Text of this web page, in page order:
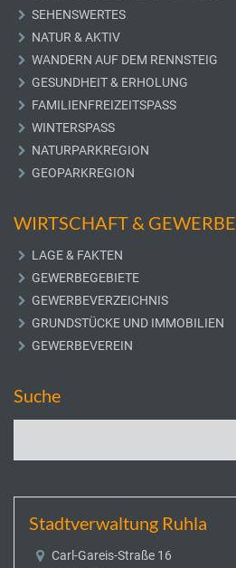
SEHENSWERTES
NATUR & AKTIV
WANDERN AUF DEM RENNSTEIG
GESUNDHEIT & ERHOLUNG
FAMILIENFREIZEITSPASS
WINTERSPASS
NATURPARKREGION
GEOPARKREGION
WIRTSCHAFT & GEWERBE
LAGE & FAKTEN
GEWERBEGEBIETE
GEWERBEVERZEICHNIS
GRUNDSTÜCKE UND IMMOBILIEN
GEWERBEVEREIN
Suche
Stadtverwaltung Ruhla
Carl-Gareis-Straße 16